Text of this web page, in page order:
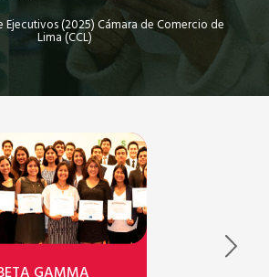
Ejecutivos (2025) Cámara de Comercio de
Lima (CCL)
GAMMA